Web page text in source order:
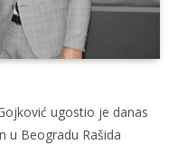
ugostio je danas
u Beogradu Rašida